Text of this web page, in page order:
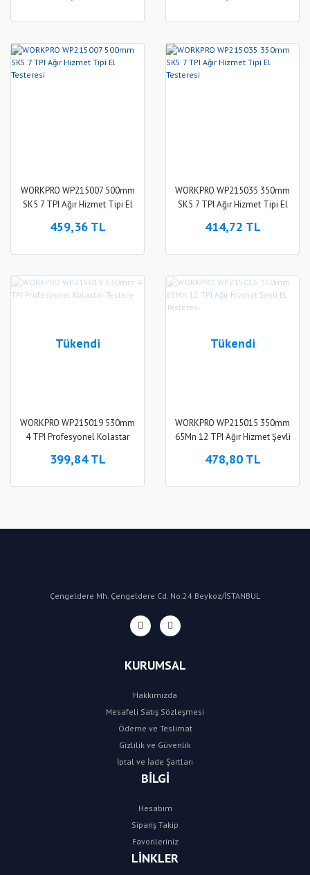
WORKPRO WP215007 500mm
SK5 7 TPI Ağır Hizmet Tipi El
459,36 TL
WORKPRO WP215035 350mm
SK5 7 TPI Ağır Hizmet Tipi El
414,72 TL
Tükendi
WORKPRO WP215019 530mm
4 TPI Profesyonel Kolastar
399,84 TL
Tükendi
WORKPRO WP215015 350mm
65Mn 12 TPI Ağır Hizmet Şevli
478,80 TL
Çengeldere Mh. Çengeldere Cd. No:24 Beykoz/İSTANBUL
KURUMSAL
Hakkımızda
Mesafeli Satış Sözleşmesi
Ödeme ve Teslimat
Gizlilik ve Güvenlik
İptal ve İade Şartları
BİLGİ
Hesabım
Sipariş Takip
Favorileriniz
LİNKLER